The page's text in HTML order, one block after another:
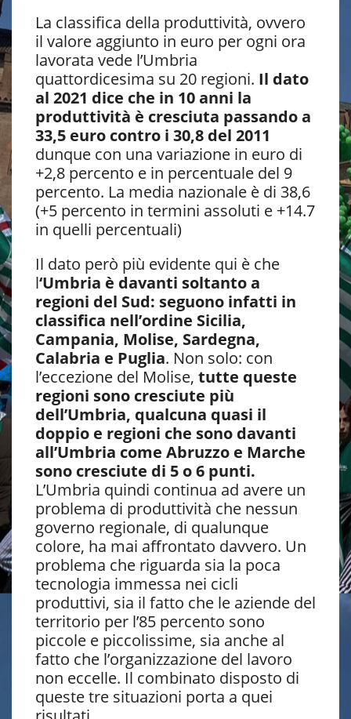
La classifica della produttività, ovvero
il valore aggiunto in euro per ogni ora
lavorata vede l’Umbria
quattordicesima su 20 regioni. Il dato
al 2021 dice che in 10 anni la
produttività è cresciuta passando a
33,5 euro contro i 30,8 del 2011
dunque con una variazione in euro di
+2,8 percento e in percentuale del 9
percento. La media nazionale è di 38,6
(+5 percento in termini assoluti e +14.7
in quelli percentuali)
Il dato però più evidente qui è che
l‘Umbria è davanti soltanto a
regioni del Sud: seguono infatti in
classifica nell’ordine Sicilia,
Campania, Molise, Sardegna,
Calabria e Puglia. Non solo: con
l’eccezione del Molise, tutte queste
regioni sono cresciute più
dell’Umbria, qualcuna quasi il
doppio e regioni che sono davanti
all’Umbria come Abruzzo e Marche
sono cresciute di 5 o 6 punti.
L’Umbria quindi continua ad avere un
problema di produttività che nessun
governo regionale, di qualunque
colore, ha mai affrontato davvero. Un
problema che riguarda sia la poca
tecnologia immessa nei cicli
produttivi, sia il fatto che le aziende del
territorio per l’85 percento sono
piccole e piccolissime, sia anche al
fatto che l’organizzazione del lavoro
non eccelle. Il combinato disposto di
queste tre situazioni porta a quei